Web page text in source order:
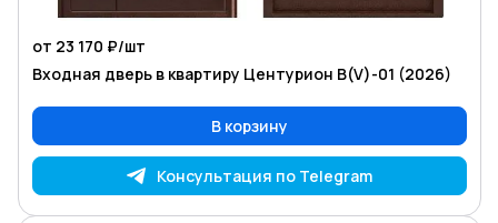
от 23 170 ₽/шт
Входная дверь в квартиру Центурион В(V)-01 (2026)
В корзину
Консультация по Telegram